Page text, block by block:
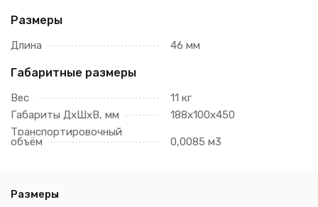
Размеры
Длина 46 мм
Габаритные размеры
Вес
11 кг
Габариты ДхШхВ, мм
188х100х450
Транспортировочный
объём 0,0085 м3
Размеры